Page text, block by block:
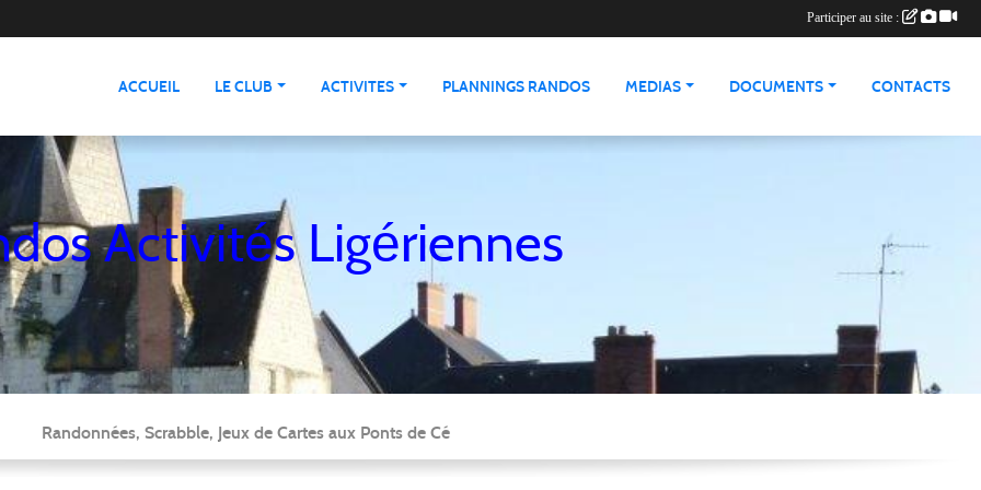
ACCUEIL LE CLUB ACTIVITES PLANNINGS RANDOS MEDIAS DOCUMENTS CONTACTS
Activités Ligériennes
Randonnées, Scrabble, Jeux de Cartes aux Ponts de Cé
Participer au site :